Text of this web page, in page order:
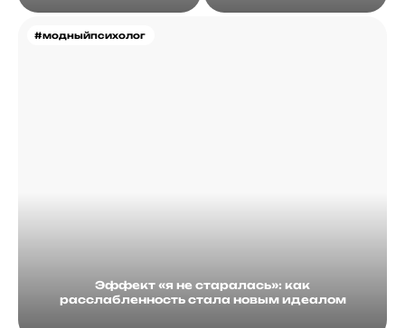
#модныйпсихолог
Эффект «я не старалась»: как
расслабленность стала новым идеалом